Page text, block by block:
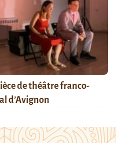
de théâtre franco-
d’Avignon